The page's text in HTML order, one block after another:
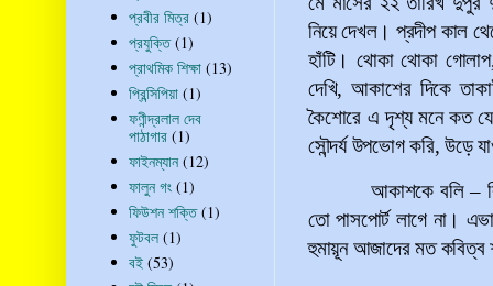
নিয়ে দেখল। প্রদীপ কাল
হাঁটি। থোকা থোকা
দেখি, আকাশের দিকে
কৈশোরে এ দৃশ্য মনে কত
সৌন্দর্য উপভোগ করি, উড়ে
আকাশকে বলি–
তো পাসপোর্ট লাগে না।
হুমায়ূন আজাদের মত
প্রবীর মিত্র (1)
প্রযুক্তি (1)
প্রাথমিক শিক্ষা (13)
প্রিন্সিপিয়া (1)
ফণীন্দ্রলাল দেব
পাঠাগার (1)
ফাইনম্যান (12)
ফালুন গং (1)
ফিউশন শক্তি (1)
ফুটবল (1)
বই (53)